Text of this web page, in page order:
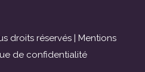
droits réservés | Mentions
de confidentialité